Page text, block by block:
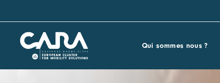
Qui sommes nous ?